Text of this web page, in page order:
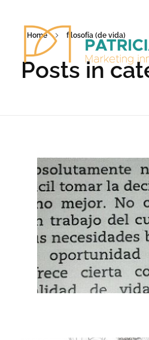
Home filosofía (de vida)
Posts in